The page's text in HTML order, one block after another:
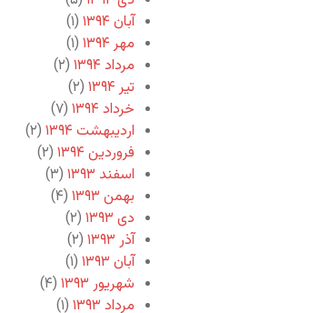
آبان ۱۳۹۴
(۱)
مهر ۱۳۹۴
(۱)
مرداد ۱۳۹۴
(۲)
تیر ۱۳۹۴
(۲)
خرداد ۱۳۹۴
(۷)
اردیبهشت ۱۳۹۴
(۲)
فروردین ۱۳۹۴
(۲)
اسفند ۱۳۹۳
(۳)
بهمن ۱۳۹۳
(۴)
دی ۱۳۹۳
(۲)
آذر ۱۳۹۳
(۲)
آبان ۱۳۹۳
(۱)
شهریور ۱۳۹۳
(۴)
مرداد ۱۳۹۳
(۱)